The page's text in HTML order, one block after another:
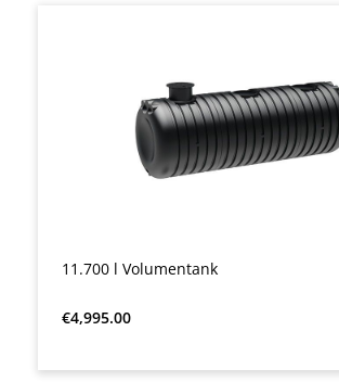
11.700 l Volumentank
Regular price:
€4,995.00